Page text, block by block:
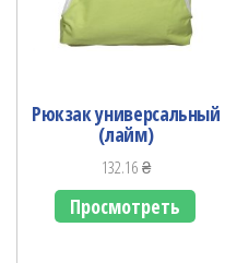
Рюкзак универсальный
(лайм)
132.16₴
Просмотреть